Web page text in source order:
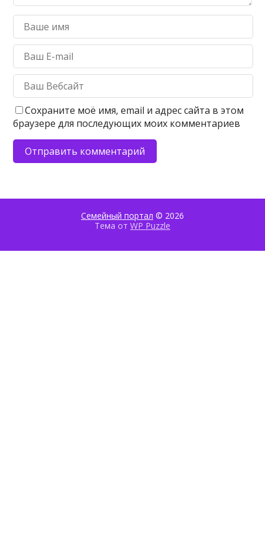
Сохраните моё имя, email и адрес сайта в этом
браузере для последующих моих комментариев
Семейный портал © 2026
Тема от WP Puzzle